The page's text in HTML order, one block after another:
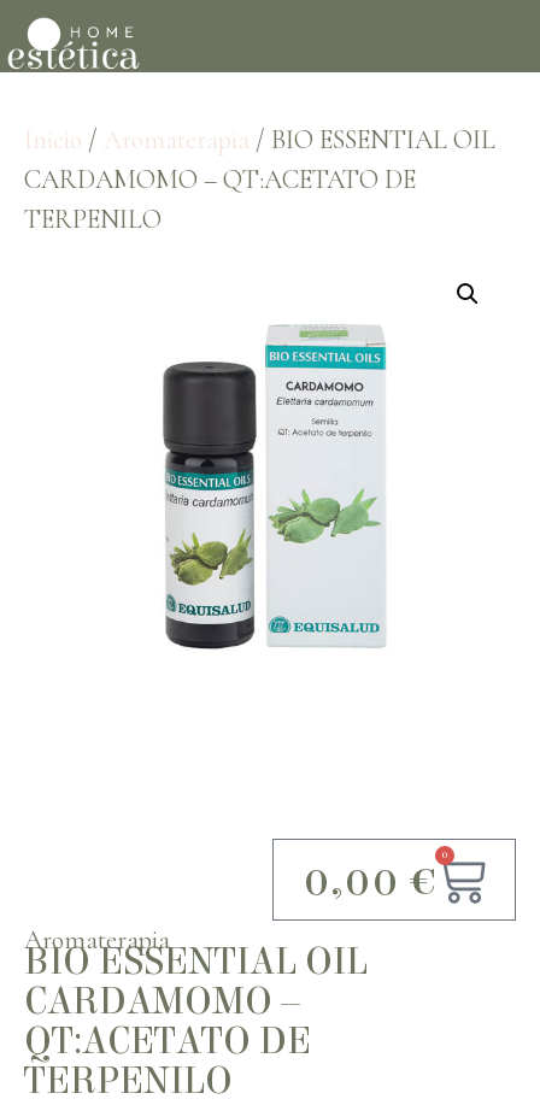
Inicio / Aromaterapia / BIO ESSENTIAL OIL
CARDAMOMO – QT:ACETATO DE
TERPENILO
0,00€ 0
Aromaterapia
BIO ESSENTIAL OIL
CARDAMOMO –
QT:ACETATO DE
TERPENILO